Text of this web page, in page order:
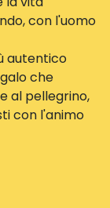
con l'uomo
autentico
che
al pellegrino,
con l'animo